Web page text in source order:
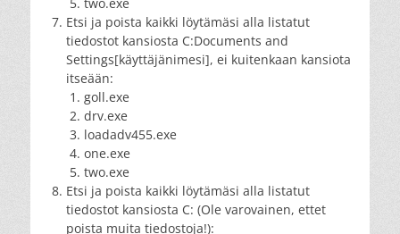
Etsi ja poista kaikki löytämäsi alla listatut
tiedostot kansiosta C:Documents and
Settings[käyttäjänimesi], ei kuitenkaan kansiota
itseään:
goll.exe
drv.exe
loadadv455.exe
one.exe
two.exe
Etsi ja poista kaikki löytämäsi alla listatut
tiedostot kansiosta C: (Ole varovainen, ettet
poista muita tiedostoja!):